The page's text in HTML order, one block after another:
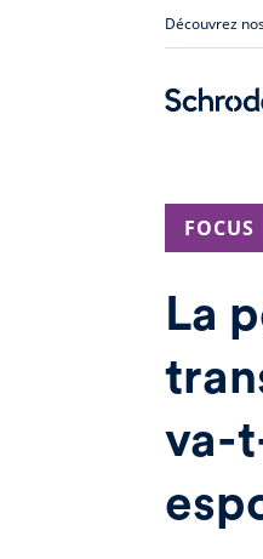
Découvrez
FOCUS
La
va-